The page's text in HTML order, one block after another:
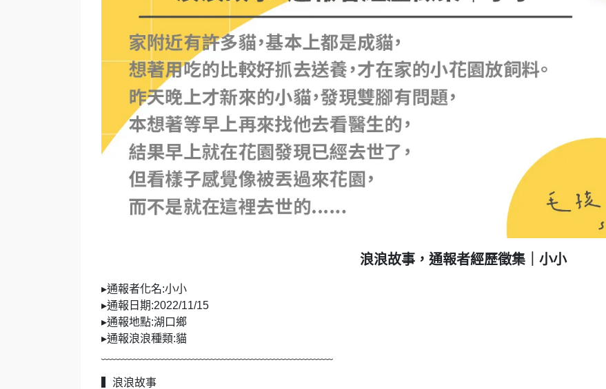
浪浪故事，通報者經歷徵集｜小小
▸通報者化名:小小
▸通報日期:2022/11/15
▸通報地點:湖口鄉
▸通報浪浪種類:貓
▍浪浪故事